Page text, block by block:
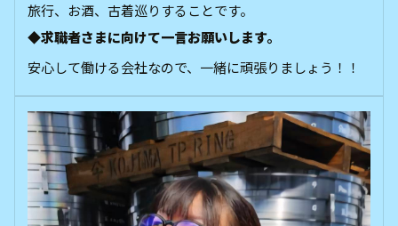
旅行、お酒、古着巡りすることです。
◆求職者さまに向けて一言お願いします。
安心して働ける会社なので、一緒に頑張りましょう！！